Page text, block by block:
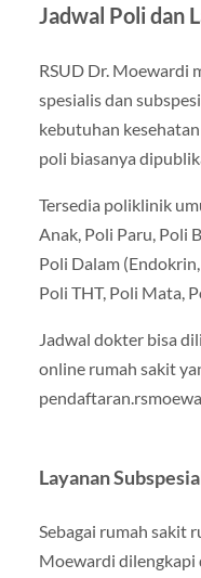
Jadwal Poli dan
RSUD Dr. Moewardi
spesialis dan
kebutuhan
poli biasanya
Tersedia poliklinik
Anak, Poli Paru, Poli
Poli Dalam
Poli THT, Poli Mata,
Jadwal dokter bisa
online rumah sakit
Layanan
Sebagai rumah sakit
Moewardi dilengkapi